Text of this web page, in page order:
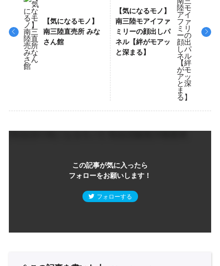
【気になるモノ】
南三陸直売所 みな
さん館
【気になるモノ】
南三陸モアイファ
ミリーの顔出しパ
ネル【絆がモアッ
と深まる】
この記事が気に入ったら
フォローをお願いします！
フォローする